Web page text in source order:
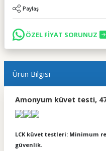
Paylaş
ÖZEL FİYAT SORUNUZ
Ürün Bilgisi
Amonyum küvet testi,
LCK küvet testleri: Minimum
güvenlik.